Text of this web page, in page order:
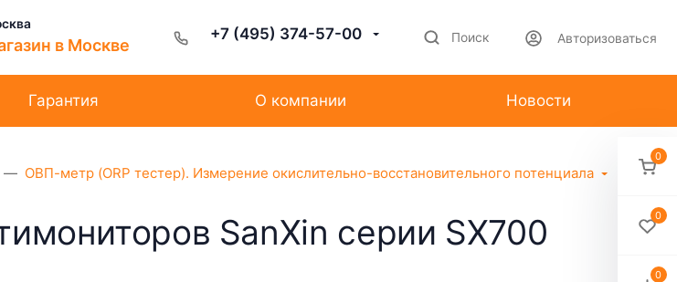
в Москве
+7 (495) 374-57-00 Поиск Авторизоваться
Гарантия О компании Новости
ОВП-метр (ORP тестер). Измерение окислительно-восстановительного потенциала
SanXin серии SX700
0
0
0